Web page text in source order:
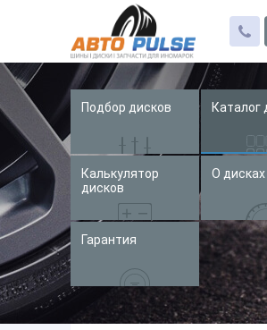
Автошины
Колесные диски
Запчасти для иномарок
Услуги
Доставка и оплата
Контакты
Подбор дисков Каталог
Калькулятор
дисков
О дисках
Гарантия